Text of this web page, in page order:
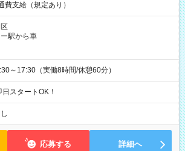
費支給（規定あり）
駅から車
～17:30（実働8時間/休憩60分）
日スタートOK！
応募する 詳細へ